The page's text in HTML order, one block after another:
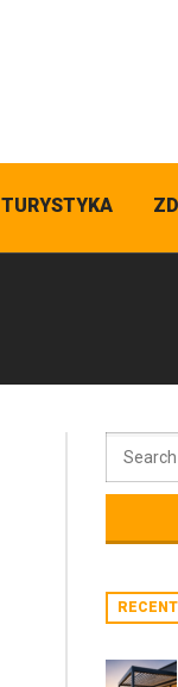
TURYSTYKA
RECENT